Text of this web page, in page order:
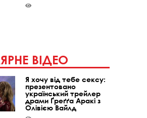
ВІДЕО
Я хочу від тебе сексу:
презентовано
український трейлер
драми Ґреґґа Аракі з
Олівією Вайлд